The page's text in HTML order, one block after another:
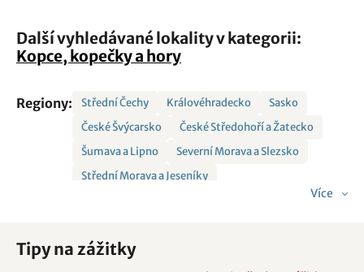
Další vyhledávané lokality v kategorii:
Kopce, kopečky a hory
Regiony: Střední Čechy Královéhradecko
Sasko
České Švýcarsko
České Středohoří a Žatecko
Šumava a Lipno
Severní Morava a Slezsko
Střední Morava a Jeseníky
Jižní Morava
Více
Tipy na zážitky